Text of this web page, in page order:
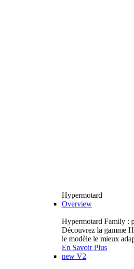
Hypermotard
Overview
Hypermotard Family :
Découvrez la gamme
le modèle le mieux
En Savoir Plus
new V2